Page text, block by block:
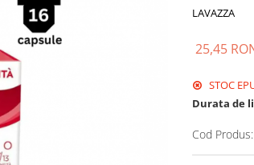
LAVAZZA
25,45
STOC
Durata de
Cod Produs: